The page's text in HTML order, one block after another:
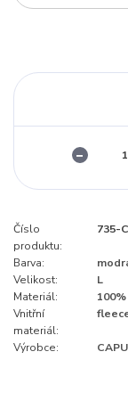
Číslo
produktu:
735-C
Barva:
Velikost:
L
Materiál:
Vnitřní
materiál:
Výrobce: